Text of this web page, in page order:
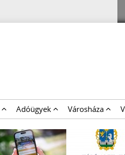
Adóügyek Városháza